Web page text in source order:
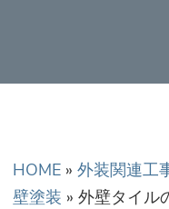
HOME » 外装関連工
壁塗装 » 外壁タイル